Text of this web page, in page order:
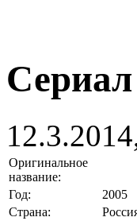
Сериал
Оригинальное
название:
Год:
2005
Страна: